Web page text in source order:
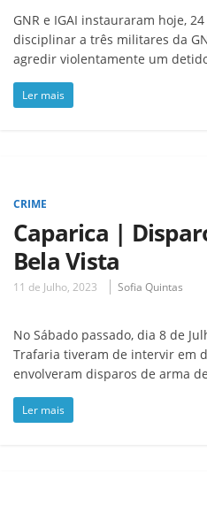
GNR e IGAI instauraram hoje,
disciplinar a três militares da
agredir violentamente um
Ler mais
CRIME
Caparica |
Bela Vista
11 de Julho, 2023 Sofia Quintas
No Sábado passado, dia 8 de
Trafaria tiveram de intervir em
envolveram disparos de arma
Ler mais